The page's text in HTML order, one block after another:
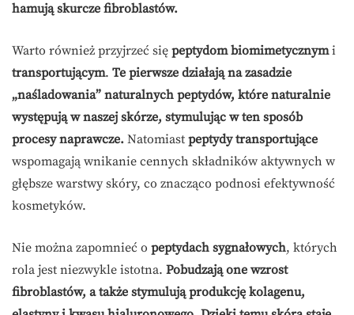
hamują skurcze fibroblastów.
Warto również przyjrzeć się peptydom biomimetycznymi
transportującym. Te pierwsze działają na zasadzie
„naśladowania” naturalnych peptydów, które naturalnie
występują w naszej skórze, stymulując w ten sposób
procesy naprawcze. Natomiast peptydy transportujące
wspomagają wnikanie cennych składników aktywnych w
głębsze warstwy skóry, co znacząco podnosi efektywność
kosmetyków.
Nie można zapomnieć o peptydach sygnałowych, których
rola jest niezwykle istotna. Pobudzają one wzrost
fibroblastów, a także stymulują produkcję kolagenu,